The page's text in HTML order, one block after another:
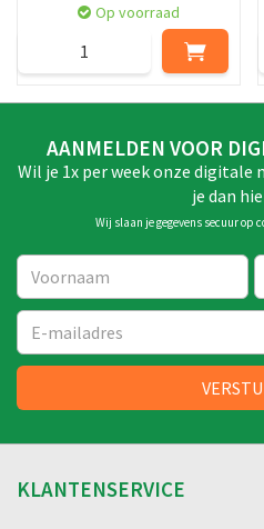
Op voorraad
AANMELDEN VOOR
Wil je 1x per week onze digitale
je dan
Wij slaan je gegevens secuur op
KLANTENSERVICE